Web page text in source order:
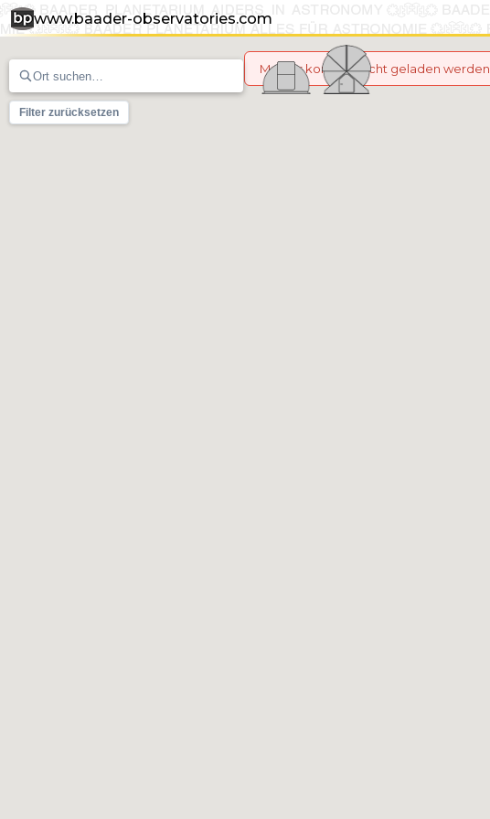
www.baader-observatories.com
Marker konnten nicht geladen werden
Filter zurücksetzen